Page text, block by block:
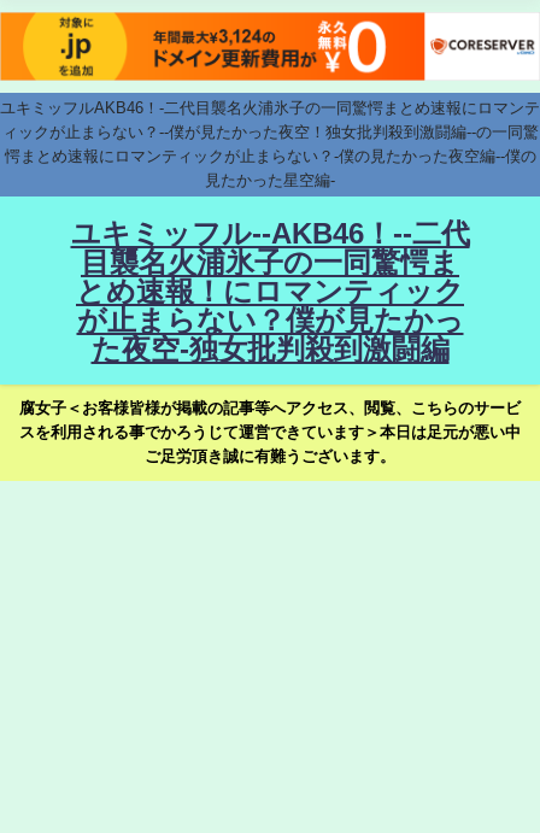
ユキミッフルAKB46！-二代目襲名火浦氷子の一同驚愕まとめ速報にロマンテ
ィックが止まらない？--僕が見たかった夜空！独女批判殺到激闘編--の一同驚
愕まとめ速報にロマンティックが止まらない？-僕の見たかった夜空編--僕の
見たかった星空編-
ユキミッフル--AKB46！--二代
目襲名火浦氷子の一同驚愕ま
とめ速報！にロマンティック
が止まらない？僕が見たかっ
た夜空-独女批判殺到激闘編
腐女子＜お客様皆様が掲載の記事等へアクセス、閲覧、こちらのサービ
スを利用される事でかろうじて運営できています＞本日は足元が悪い中
ご足労頂き誠に有難うございます。